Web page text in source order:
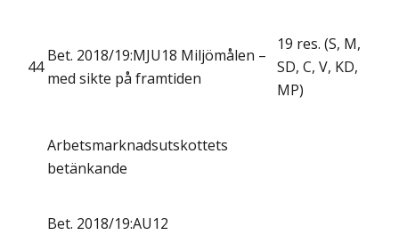
44
Bet. 2018/19:MJU18 Miljömålen –
med sikte på framtiden
19 res. (S, M,
SD, C, V, KD,
MP)
Arbetsmarknadsutskottets
betänkande
Bet. 2018/19:AU12